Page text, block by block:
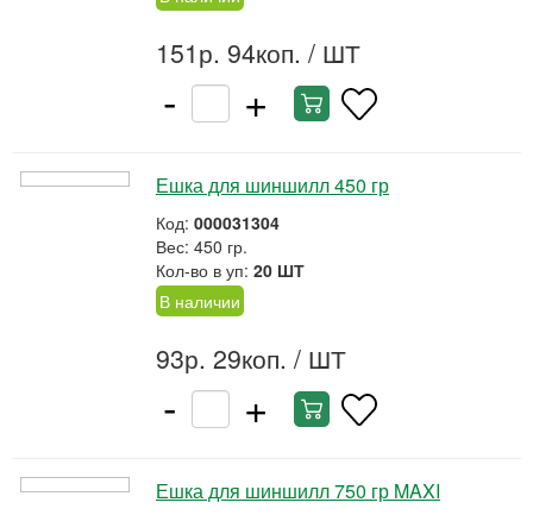
151р. 94коп. / ШТ
- +
Ешка для шиншилл 450 гр
Код: 000031304
Вес: 450 гр.
Кол-во в уп: 20 ШТ
В наличии
93р. 29коп. / ШТ
- +
Ешка для шиншилл 750 гр MAXI